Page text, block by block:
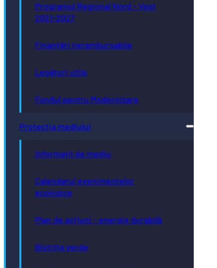
Programul Regional Nord - Vest
2021-2027
Finanțări nerambursabile
Legături utile
Fondul pentru Modernizare
Protecția mediului
Informații de mediu
Calendarul evenimentelor
ecologice
Plan de acțiuni - energie durabilă
Bistrița verde